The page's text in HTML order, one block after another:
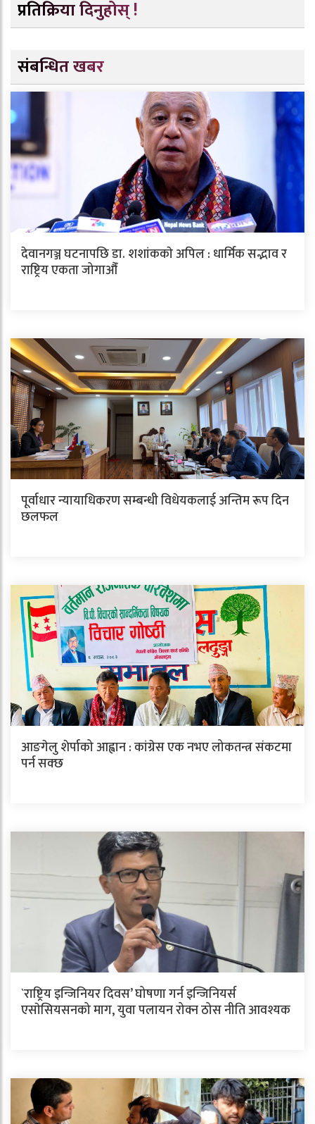
प्रतिक्रिया दिनुहोस् !
संबन्धित खबर
देवानगञ्ज घटनापछि डा. शशांककाे अपिल : धार्मिक सद्भाव र
राष्ट्रिय एकता जोगाऔँ
पूर्वाधार न्यायाधिकरण सम्बन्धी विधेयकलाई अन्तिम रूप दिन
छलफल
आङगेलु शेर्पाको आह्वान : कांग्रेस एक नभए लोकतन्त्र संकटमा
पर्न सक्छ
`राष्ट्रिय इन्जिनियर दिवस’ घोषणा गर्न इन्जिनियर्स
एसाेसियसनको माग, युवा पलायन रोक्न ठोस नीति आवश्यक